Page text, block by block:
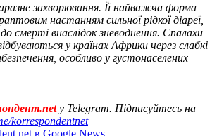
захворювання. Її найважча форма
настанням сильної рідкої діареї,
смерті внаслідок зневоднення. Спалахи
у країнах Африки через слабкі
особливо у густонаселених
у Telegram. Підписуйтесь на
korrespondentnet
в Google News